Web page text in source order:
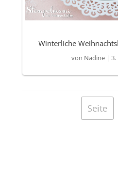
Winterliche
von Nadine| 3.
Seite